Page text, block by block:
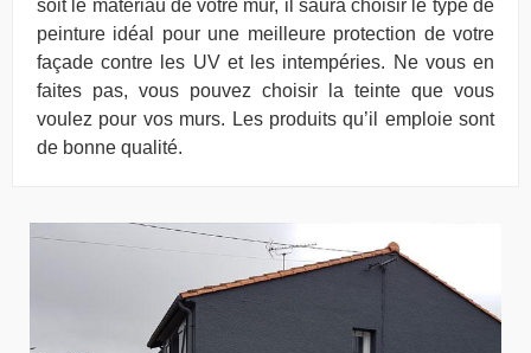
soit le matériau de votre mur, il saura choisir le type de
peinture idéal pour une meilleure protection de votre
façade contre les UV et les intempéries. Ne vous en
faites pas, vous pouvez choisir la teinte que vous
voulez pour vos murs. Les produits qu’il emploie sont
de bonne qualité.